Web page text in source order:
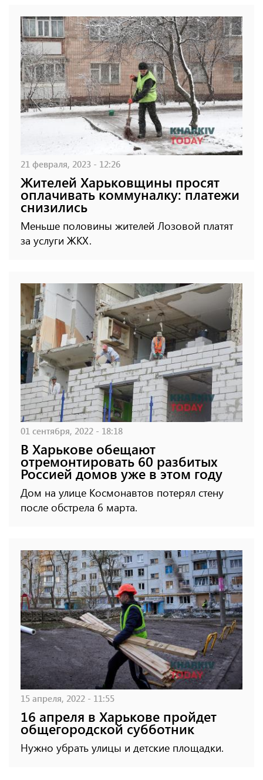
21 февраля, 2023 - 12:26
Жителей Харьковщины просят
оплачивать коммуналку: платежи
снизились
Меньше половины жителей Лозовой платят
за услуги ЖКХ.
01 сентября, 2022 - 18:18
В Харькове обещают
отремонтировать 60 разбитых
Россией домов уже в этом году
Дом на улице Космонавтов потерял стену
после обстрела 6 марта.
15 апреля, 2022 - 11:55
16 апреля в Харькове пройдет
общегородской субботник
Нужно убрать улицы и детские площадки.